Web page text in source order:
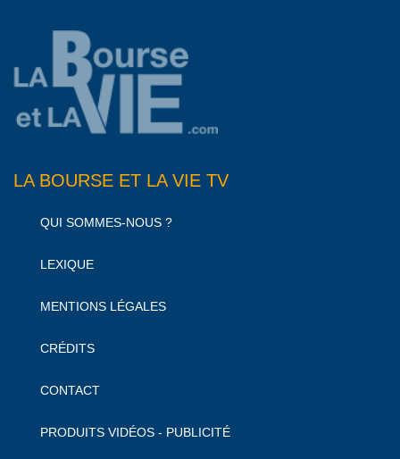
LA BOURSE ET LA VIE TV
QUI SOMMES-NOUS ?
LEXIQUE
MENTIONS LÉGALES
CRÉDITS
CONTACT
PRODUITS VIDÉOS - PUBLICITÉ